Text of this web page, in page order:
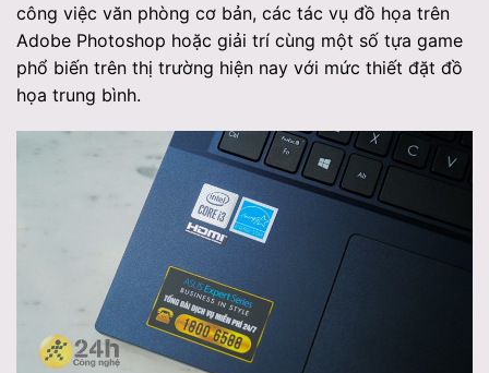
công việc văn phòng cơ bản, các tác vụ đồ họa trên
Adobe Photoshop hoặc giải trí cùng một số tựa game
phổ biến trên thị trường hiện nay với mức thiết đặt đồ
họa trung bình.